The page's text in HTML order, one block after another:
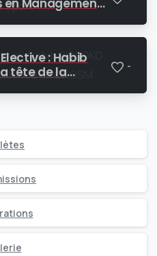
en Management
: Habib
tête de la
-